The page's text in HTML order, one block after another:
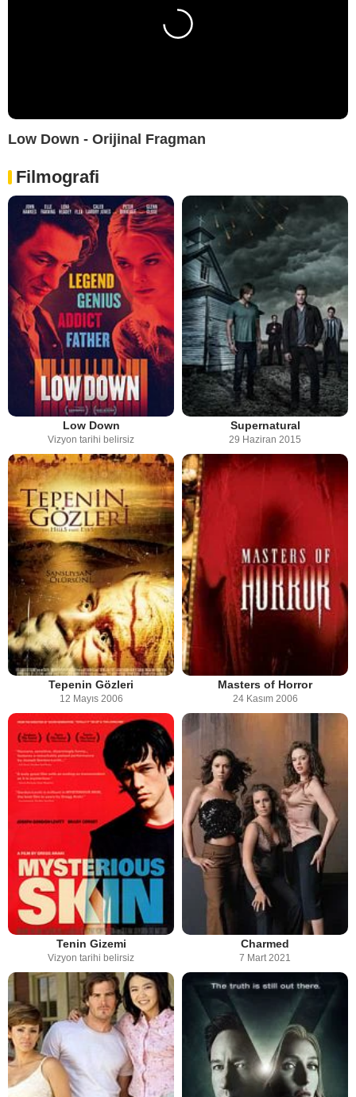
Low Down - Orijinal Fragman
Filmografi
Low Down
Vizyon tarihi belirsiz
Supernatural
29 Haziran 2015
Tepenin Gözleri
12 Mayıs 2006
Masters of Horror
24 Kasım 2006
Tenin Gizemi
Vizyon tarihi belirsiz
Charmed
7 Mart 2021